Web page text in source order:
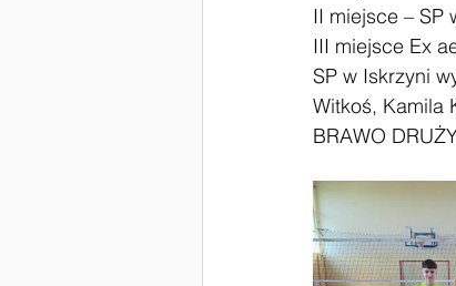
II miejsce – SP
III miejsce Ex
SP w Iskrzyni
Witkoś, Kamila
BRAWO